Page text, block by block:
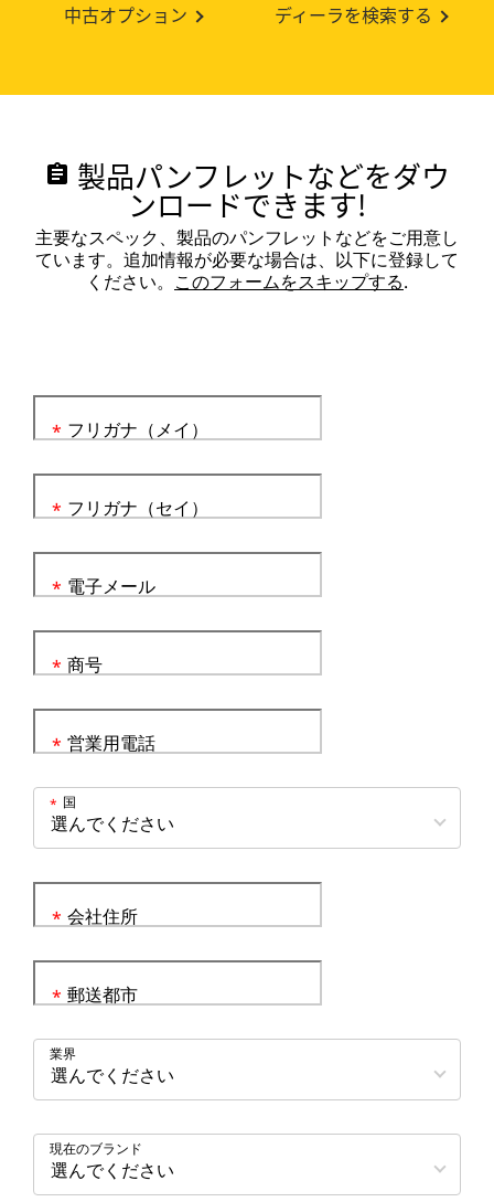
中古オプション ディーラを検索する
assignment 製品パンフレットなどをダウ
ンロードできます!
主要なスペック、製品のパンフレットなどをご用意し
ています。追加情報が必要な場合は、以下に登録して
ください。 このフォームをスキップする.
フリガナ（メイ）
*
フリガナ（セイ）
*
電子メール
*
商号
*
営業用電話
*
国
*
会社住所
*
郵送都市
*
業界
現在のブランド